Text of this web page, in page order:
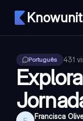
Português 431
Francisca